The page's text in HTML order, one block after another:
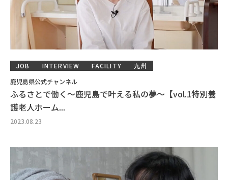
JOB INTERVIEW FACILITY
九州
鹿児島県公式チャンネル
ふるさとで働く～鹿児島で叶える私の夢～【vol.1特別養
護老人ホーム...
2023.08.23